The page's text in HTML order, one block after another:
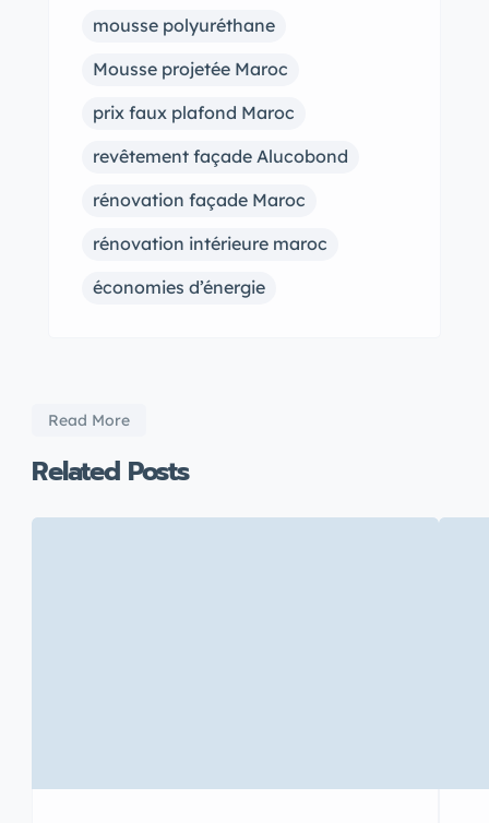
mousse polyuréthane
Mousse projetée Maroc
prix faux plafond Maroc
revêtement façade Alucobond
rénovation façade Maroc
rénovation intérieure maroc
économies d’énergie
Read More
Related Posts